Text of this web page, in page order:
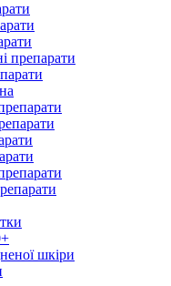
препарати
шкіри